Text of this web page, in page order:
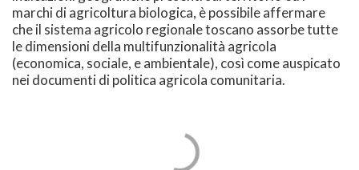
marchi di agricoltura biologica, è possibile affermare
che il sistema agricolo regionale toscano assorbe tutte
le dimensioni della multifunzionalità agricola
(economica, sociale, e ambientale), così come auspicato
nei documenti di politica agricola comunitaria.